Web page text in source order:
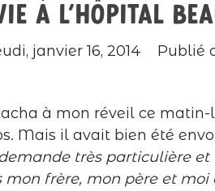
à l’hôpital
janvier 16, 2014 Publié
à mon réveil ce
Mais il avait bien été
très particulière
mon frère, mon père et